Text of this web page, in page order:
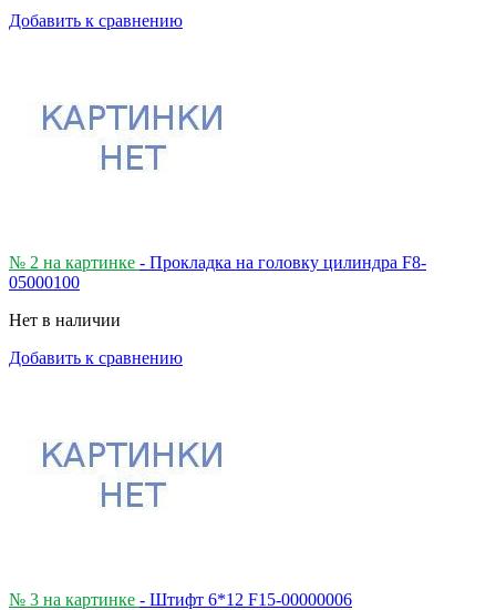
Добавить к сравнению
№ 2 на картинке - Прокладка на головку цилиндра F8-
05000100
Нет в наличии
Добавить к сравнению
№ 3 на картинке - Штифт 6*12 F15-00000006